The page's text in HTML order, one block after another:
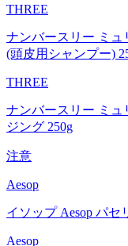
THREE
ナンバースリー ミ
(頭皮用シャンプー)
THREE
ナンバースリー ミュ
ジング 250g
注意
Aesop
イソップ Aesop パセ
Aesop